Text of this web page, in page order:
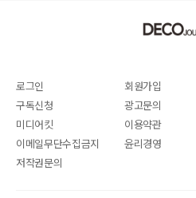
로그인 회원가입
구독신청
광고문의
미디어킷
이용약관
이메일무단수집금지
윤리경영
저작권문의